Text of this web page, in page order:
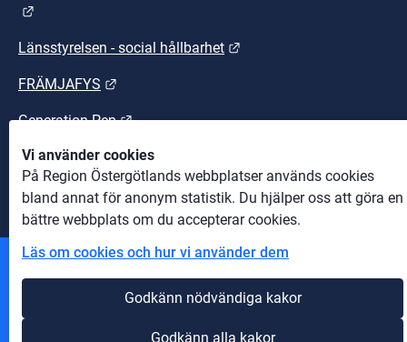
Vi använder cookies
På Region Östergötlands webbplatser används cookies
bland annat för anonym statistik. Du hjälper oss att göra en
bättre webbplats om du accepterar cookies.
Läs om cookies och hur vi använder dem
Godkänn nödvändiga kakor
Godkänn alla kakor
Länsstyrelsen - social hållbarhet
FRÄMJAFYS
Generation Pep Länk till annan webbplats.
Sunt arbetsliv Länk till annan webbplats.
Andra webbplatser
Information om cookies